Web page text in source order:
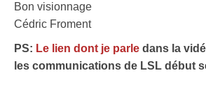
Bon visionnage
Cédric Froment
PS: Le lien dont je parle dans la
les communications de LSL début